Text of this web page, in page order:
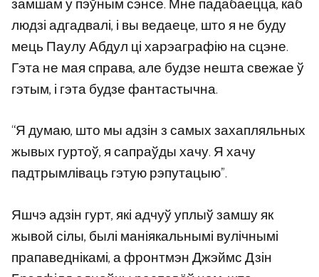
замшам у пэўным сэнсе. Мне падабаецца, каб
людзі адгадвалі, і вы ведаеце, што я не буду
мець Паулу Абдул ці харэаграфію на сцэне.
Гэта не мая справа, але будзе нешта свежае ў
гэтым, і гэта будзе фантастычна.
“Я думаю, што мы адзін з самых захапляльных
жывых гуртоў, я сапраўды хачу. Я хачу
падтрымліваць гэтую рэпутацыю”.
Яшчэ адзін гурт, які адчуў уплыў замшу як
жывой сілы, былі маніякальнымі вулічнымі
прапаведнікамі, а фронтмэн Джэймс Дзін